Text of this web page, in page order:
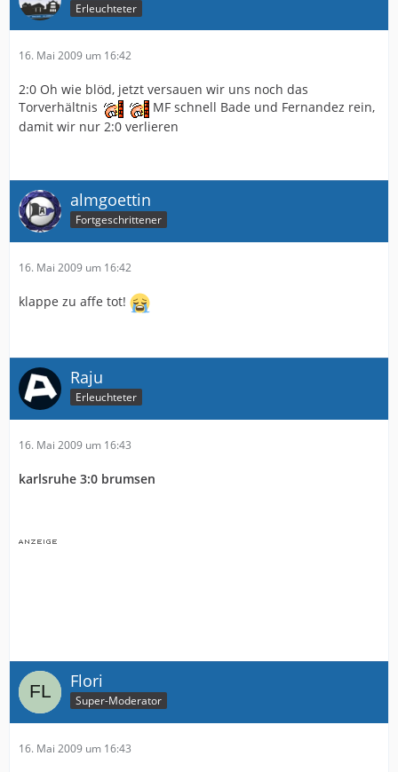
Erleuchteter
16. Mai 2009 um 16:42
2:0 Oh wie blöd, jetzt versauen wir uns noch das
Torverhältnis
MF schnell Bade und Fernandez rein,
damit wir nur 2:0 verlieren
almgoettin
Fortgeschrittener
16. Mai 2009 um 16:42
klappe zu affe tot!
Raju
Erleuchteter
16. Mai 2009 um 16:43
karlsruhe 3:0 brumsen
Flori
Super-Moderator
16. Mai 2009 um 16:43